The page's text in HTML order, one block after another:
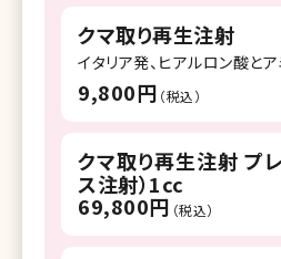
クマ取り再生注射
イタリア発、ヒアルロン酸と
9,800円 （税込）
クマ取り再生注射 プ
ス注射）1cc
69,800円 （税込）